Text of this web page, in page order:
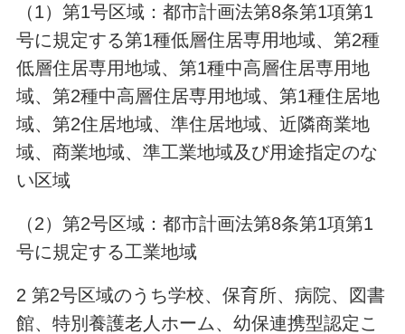
（1）第1号区域：都市計画法第8条第1項第1
号に規定する第1種低層住居専用地域、第2種
低層住居専用地域、第1種中高層住居専用地
域、第2種中高層住居専用地域、第1種住居地
域、第2住居地域、準住居地域、近隣商業地
域、商業地域、準工業地域及び用途指定のな
い区域
（2）第2号区域：都市計画法第8条第1項第1
号に規定する工業地域
2 第2号区域のうち学校、保育所、病院、図書
館、特別養護老人ホーム、幼保連携型認定こ